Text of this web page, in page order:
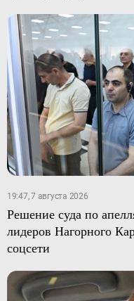
19:47, 7 августа 2026
Решение суда по
лидеров Нагорного
соцсети